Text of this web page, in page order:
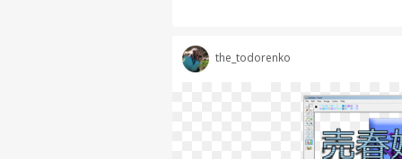
the_todorenko